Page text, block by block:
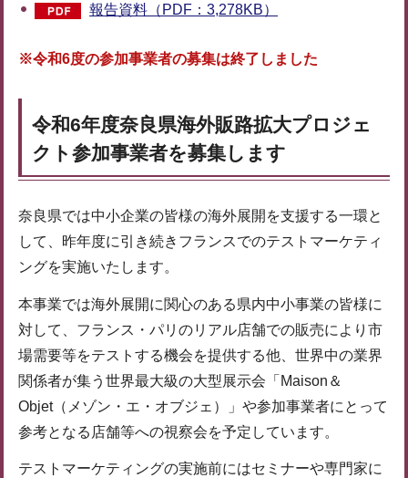
報告資料（PDF：3,278KB）
※令和6度の参加事業者の募集は終了しました
令和6年度奈良県海外販路拡大プロジェ
クト参加事業者を募集します
奈良県では中小企業の皆様の海外展開を支援する一環と
して、昨年度に引き続きフランスでのテストマーケティ
ングを実施いたします。
本事業では海外展開に関心のある県内中小事業の皆様に
対して、フランス・パリのリアル店舗での販売により市
場需要等をテストする機会を提供する他、世界中の業界
関係者が集う世界最大級の大型展示会「Maison＆
Objet（メゾン・エ・オブジェ）」や参加事業者にとって
参考となる店舗等への視察会を予定しています。
テストマーケティングの実施前にはセミナーや専門家に